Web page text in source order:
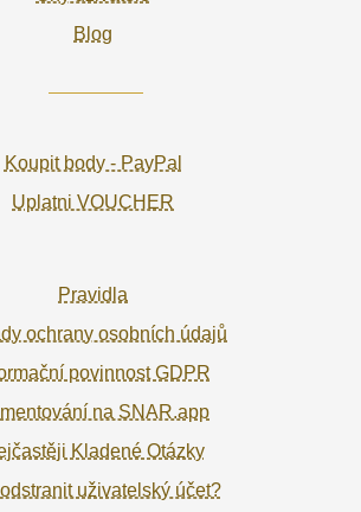
Blog
Koupit body - PayPal
Uplatni VOUCHER
Pravidla
ochrany osobních údajů
povinnost GDPR
na SNAR.app
Kladené Otázky
uživatelský účet?